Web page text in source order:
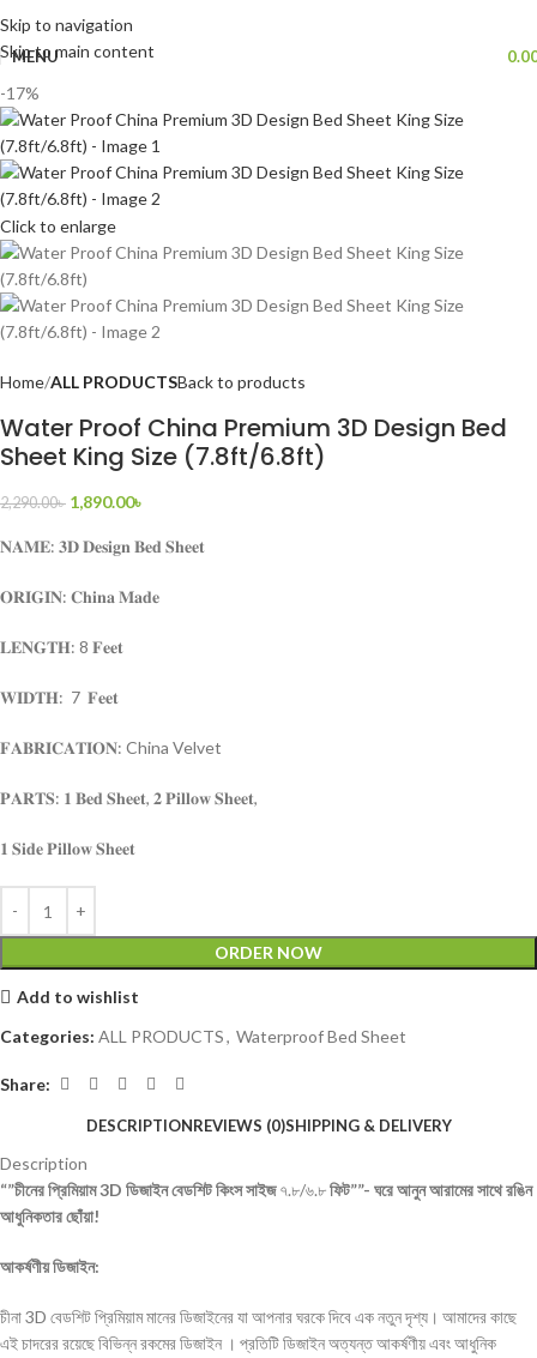
Skip to navigation
Skip to main content
MENU
-17%
Click to enlarge
Home ALL PRODUCTSBack to products
Water Proof China Premium 3D Design Bed
Sheet King Size (7.8ft/6.8ft)
2,290.00৳ 1,890.00৳
𝐍𝐀𝐌𝐄: 𝟑𝐃 𝐃𝐞𝐬𝐢𝐠𝐧 𝐁𝐞𝐝 𝐒𝐡𝐞𝐞𝐭
𝐎𝐑𝐈𝐆𝐈𝐍: 𝐂𝐡𝐢𝐧𝐚 𝐌𝐚𝐝𝐞
𝐋𝐄𝐍𝐆𝐓𝐇: 8 𝐅𝐞𝐞𝐭
𝐖𝐈𝐃𝐓𝐇: 7 𝐅𝐞𝐞𝐭
𝐅𝐀𝐁𝐑𝐈𝐂𝐀𝐓𝐈𝐎𝐍: China Velvet
𝐏𝐀𝐑𝐓𝐒: 𝟏 𝐁𝐞𝐝 𝐒𝐡𝐞𝐞𝐭, 𝟐 𝐏𝐢𝐥𝐥𝐨𝐰 𝐒𝐡𝐞𝐞𝐭,
𝟏 𝐒𝐢𝐝𝐞 𝐏𝐢𝐥𝐥𝐨𝐰 𝐒𝐡𝐞𝐞𝐭
ORDER NOW
Add to wishlist
Categories: ALL PRODUCTS, Waterproof Bed Sheet
Share:
DESCRIPTIONREVIEWS (0)SHIPPING & DELIVERY
Description
“”চীনের প্রিমিয়াম 3D ডিজাইন বেডশিট কিংস সাইজ৭.৮/৬.৮ফিট””- ঘরে আনুন আরামের সাথে রঙিন
আধুনিকতার ছোঁয়া!
আকর্ষণীয় ডিজাইন:
চীনা 3D বেডশিট প্রিমিয়াম মানের ডিজাইনের যা আপনার ঘরকে দিবে এক নতুন দৃশ্য। আমাদের কাছে
এই চাদরের রয়েছে বিভিন্ন রকমের ডিজাইন । প্রতিটি ডিজাইন অত্যন্ত আকর্ষণীয় এবং আধুনিক